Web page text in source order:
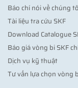
Báo chí nói về chúng
Tài liệu tra cứu SKF
Download Catalogue
Báo giá vòng bi SKF
Dịch vụ kỹ thuật
Tư vấn lựa chọn vòng